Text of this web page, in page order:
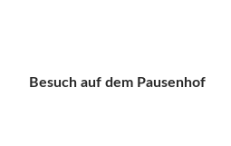
Besuch auf dem Pausenhof